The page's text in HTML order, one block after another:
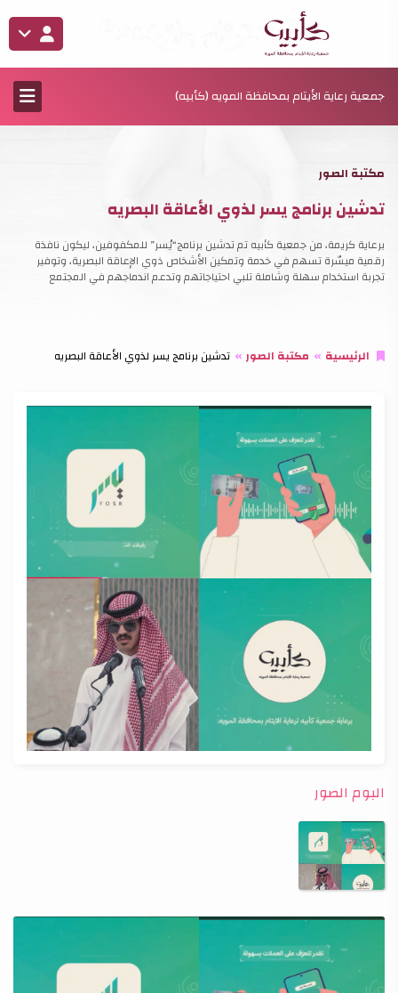
جمعية رعاية الأيتام بمحافظة المويه (كأبيه)
مكتبة الصور
تدشين برنامج يسر لذوي الأعاقة البصريه
برعاية كريمة، من جمعية كأبيه تم تدشين برنامج“يُسر” للمكفوفين، ليكون نافذة
رقمية ميسّرة تسهم في خدمة وتمكين الأشخاص ذوي الإعاقة البصرية، وتوفير
تجربة استخدام سهلة وشاملة تلبي احتياجاتهم وتدعم اندماجهم في المجتمع
الرئيسية مكتبة الصور تدشين برنامج يسر لذوي الأعاقة البصريه
البوم الصور